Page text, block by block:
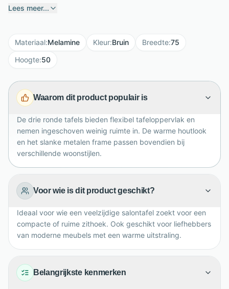
met onderhoudsgemak, terwijl het metalen frame voor
wanneer je ruimte wilt besparen. Uitgeschoven bieden
ze volop plek voor drankjes, woonaccessoires en
43 cm en 75 x 75 x 50 cm. Deze veelzijdige
salontafelset past moeiteloos in moderne én landelijke
Lees meer...
Materiaal:Melamine Kleur:Bruin Breedte:75
Hoogte:50
Waarom dit product populair is
De drie ronde tafels bieden flexibel tafeloppervlak en
nemen ingeschoven weinig ruimte in. De warme houtlook
en het slanke metalen frame passen bovendien bij
verschillende woonstijlen.
Voor wie is dit product geschikt?
Ideaal voor wie een veelzijdige salontafel zoekt voor een
compacte of ruime zithoek. Ook geschikt voor liefhebbers
van moderne meubels met een warme uitstraling.
Belangrijkste kenmerken